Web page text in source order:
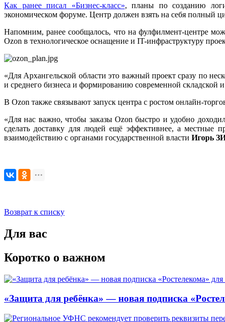
Как ранее писал «Бизнес-класс», планы по созданию
экономическом форуме. Центр должен взять на себя полный
Напомним, ранее сообщалось, что на фулфилмент-центре
Ozon в технологическое оснащение и IT-инфраструктуру
«Для Архангельской области это важный проект сразу по
и среднего бизнеса и формированию современной складской
В Ozon также связывают запуск центра с ростом онлайн-
«Для нас важно, чтобы заказы Ozon быстро и удобно
сделать доставку для людей ещё эффективнее, а местные
взаимодействию с органами государственной власти Игорь
Возврат к списку
Для вас
Коротко о важном
«Защита для ребёнка» — новая подписка